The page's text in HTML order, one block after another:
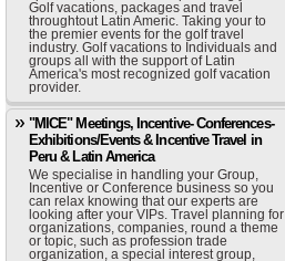
Golf vacations, packages and travel
throughtout Latin Americ. Taking your to
the premier events for the golf travel
industry. Golf vacations to Individuals and
groups all with the support of Latin
America's most recognized golf vacation
provider.
"MICE" Meetings, Incentive- Conferences-
Exhibitions/Events & Incentive Travel in
Peru & Latin America
We specialise in handling your Group,
Incentive or Conference business so you
can relax knowing that our experts are
looking after your VIPs. Travel planning for
organizations, companies, round a theme
or topic, such as profession trade
organization, a special interest group,